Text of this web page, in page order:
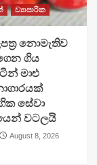
ව්‍යාපාරික
නොමැතිව
ගිය
මාළු
සේවා
වටලයි
August 8, 2026